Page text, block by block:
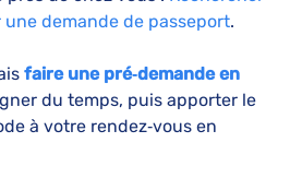
demande de passeport.
faire une pré‑demande en
du temps, puis apporter le
à votre rendez‑vous en